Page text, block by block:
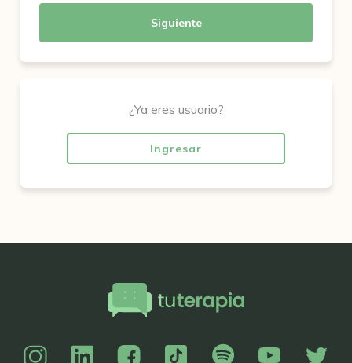
Siguiente
¿Ya eres usuario?
Ingresar